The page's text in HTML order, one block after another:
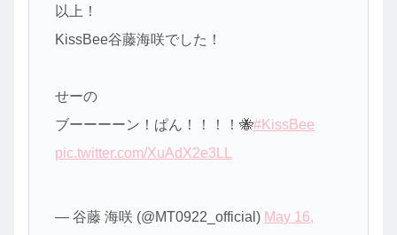
以上！
KissBee谷藤海咲でした！
せーの
ブーーーーン！ぱん！！！！🐝#KissBee
pic.twitter.com/XuAdX2e3LL
— 谷藤 海咲 (@MT0922_official) May 16,